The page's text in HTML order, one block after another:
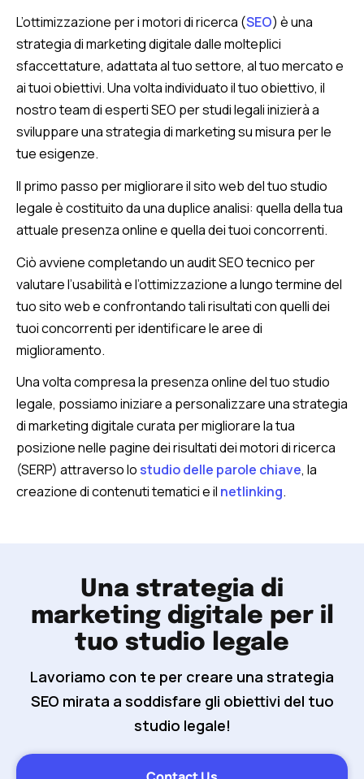
L’ottimizzazione per i motori di ricerca (SEO) è una
strategia di marketing digitale dalle molteplici
sfaccettature, adattata al tuo settore, al tuo mercato e
ai tuoi obiettivi. Una volta individuato il tuo obiettivo, il
nostro team di esperti SEO per studi legali inizierà a
sviluppare una strategia di marketing su misura per le
tue esigenze.
Il primo passo per migliorare il sito web del tuo studio
legale è costituito da una duplice analisi: quella della tua
attuale presenza online e quella dei tuoi concorrenti.
Ciò avviene completando un audit SEO tecnico per
valutare l’usabilità e l’ottimizzazione a lungo termine del
tuo sito web e confrontando tali risultati con quelli dei
tuoi concorrenti per identificare le aree di
miglioramento.
Una volta compresa la presenza online del tuo studio
legale, possiamo iniziare a personalizzare una strategia
di marketing digitale curata per migliorare la tua
posizione nelle pagine dei risultati dei motori di ricerca
(SERP) attraverso lo studio delle parole chiave, la
creazione di contenuti tematici e il netlinking.
Una strategia di
marketing digitale per il
tuo studio legale
Lavoriamo con te per creare una strategia
SEO mirata a soddisfare gli obiettivi del tuo
studio legale!